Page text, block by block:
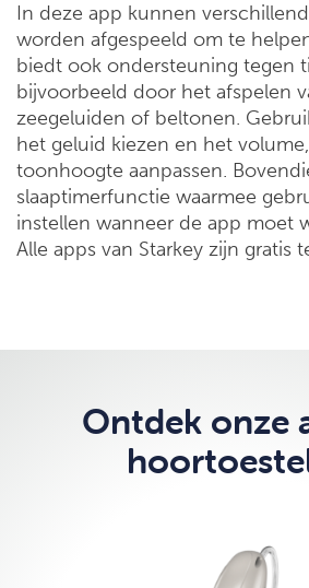
In deze app kunnen
worden afgespeeld om te
biedt ook ondersteuning tegen
bijvoorbeeld door het afspelen
zeegeluiden of beltonen.
het geluid kiezen en het
toonhoogte aanpassen.
slaaptimerfunctie waarmee
instellen wanneer de app moet
Alle apps van Starkey zijn gratis
Ontdek onze